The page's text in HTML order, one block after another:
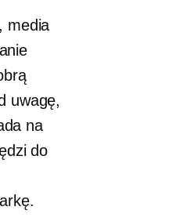
media
uwagę,
na
do